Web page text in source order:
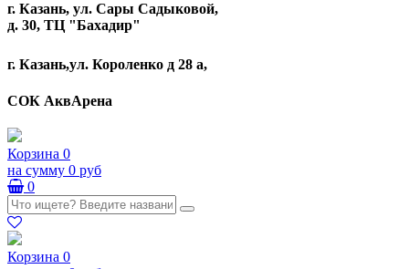
г. Казань, ул. Сары Садыковой,
д. 30, ТЦ "Бахадир"
г. Казань,ул. Короленко д 28 а,
СОК АквАрена
Корзина 0
на сумму 0 руб
0
Корзина 0